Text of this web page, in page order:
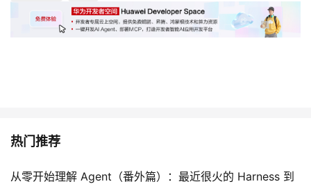
热门推荐
从零开始理解 Agent（番外篇）：最近很火的 Harness 到